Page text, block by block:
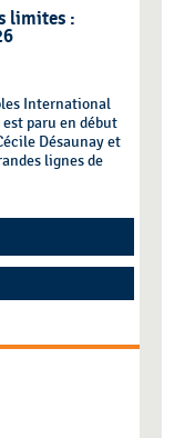
limites :
International
paru en début
Désaunay et
lignes de